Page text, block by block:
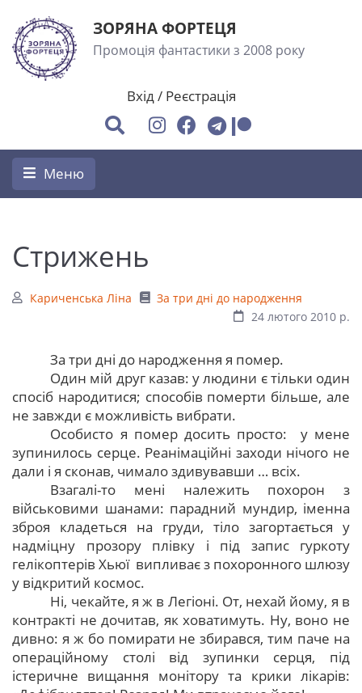
ЗОРЯНА ФОРТЕЦЯ
Промоція фантастики з 2008 року
Вхід/ Реєстрація
Меню
Стрижень
Кариченська Ліна
За три дні до народження
24 лютого 2010 р.
За три дні до народження я помер.
Один мій друг казав: у людини є тільки один
спосіб народитися; способів померти більше, але
не завжди є можливість вибрати.
Особисто я помер досить просто: у мене
зупинилось серце. Реанімаційні заходи нічого не
дали і я сконав, чимало здивувавши … всіх.
Взагалі-то мені належить похорон з
військовими шанами: парадний мундир, іменна
зброя кладеться на груди, тіло загортається у
надміцну прозору плівку і під запис гуркоту
гелікоптерів Хьюї випливає з похоронного шлюзу
у відкритий космос.
Ні, чекайте, я ж в Легіоні. От, нехай йому, я в
контракті не дочитав, як ховатимуть. Ну, воно не
дивно: я ж бо помирати не збирався, тим паче на
операційному столі від зупинки серця, під
істеричне вищання монітору та крики лікарів: